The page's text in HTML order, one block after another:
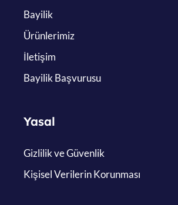
Bayilik
Ürünlerimiz
İletişim
Bayilik Başvurusu
Yasal
Gizlilik ve Güvenlik
Kişisel Verilerin Korunması